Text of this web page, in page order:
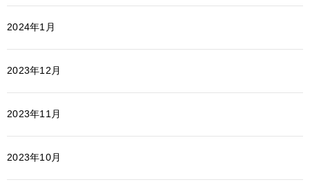
2024年1月
2023年12月
2023年11月
2023年10月